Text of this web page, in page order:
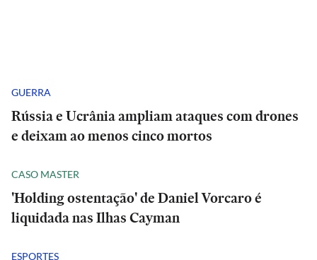
GUERRA
Rússia e Ucrânia ampliam ataques com drones
e deixam ao menos cinco mortos
CASO MASTER
'Holding ostentação' de Daniel Vorcaro é
liquidada nas Ilhas Cayman
ESPORTES